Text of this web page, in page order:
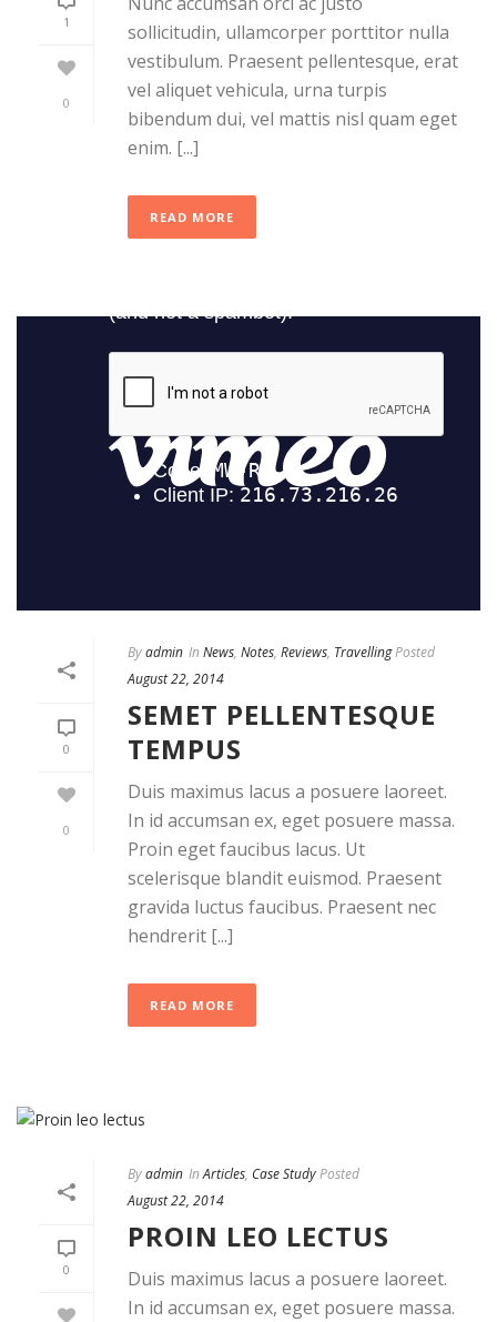
1
0
sollicitudin, ullamcorper porttitor nulla
vestibulum. Praesent pellentesque, erat
vel aliquet vehicula, urna turpis
bibendum dui, vel mattis nisl quam eget
enim. [...]
READ MORE
0
0
Byadmin In News, Notes, Reviews, TravellingPosted
August 22, 2014
SEMET PELLENTESQUE
TEMPUS
Duis maximus lacus a posuere laoreet.
In id accumsan ex, eget posuere massa.
Proin eget faucibus lacus. Ut
scelerisque blandit euismod. Praesent
gravida luctus faucibus. Praesent nec
hendrerit [...]
READ MORE
0
Byadmin InArticles, Case StudyPosted
August 22, 2014
PROIN LEO LECTUS
Duis maximus lacus a posuere laoreet.
In id accumsan ex, eget posuere massa.